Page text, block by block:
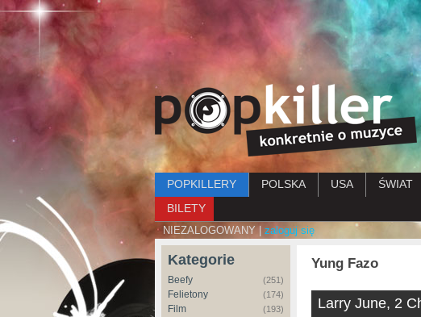
Menu główne
POPKILLERY POLSKA USA ŚWIAT
BILETY
NIEZALOGOWANY | zaloguj się
Kategorie
Beefy (251)
Felietony (174)
Film (193)
Yung Fazo
Larry June, 2